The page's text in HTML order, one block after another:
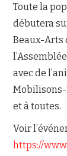
Toute la
débutera
Beaux-Arts
avec de
et à toutes.
Voir
https://